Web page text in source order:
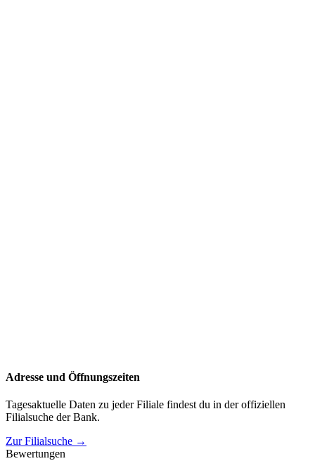
Adresse und Öffnungszeiten
Tagesaktuelle Daten zu jeder Filiale findest du in der offiziellen
Filialsuche der Bank.
Zur Filialsuche →
Bewertungen